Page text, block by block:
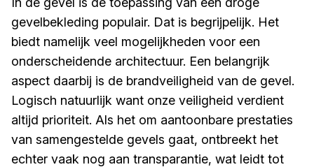
gevelbekleding populair. Dat is begrijpelijk. Het
biedt namelijk veel mogelijkheden voor een
onderscheidende architectuur. Een belangrijk
aspect daarbij is de brandveiligheid van de gevel.
Logisch natuurlijk want onze veiligheid verdient
altijd prioriteit. Als het om aantoonbare prestaties
van samengestelde gevels gaat, ontbreekt het
echter vaak nog aan transparantie, wat leidt tot